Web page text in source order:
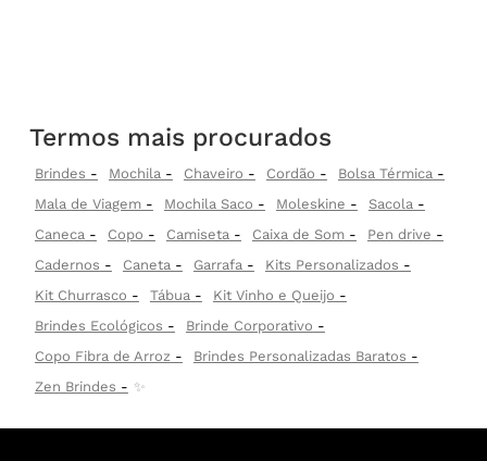
Termos mais procurados
Brindes Mochila Chaveiro Cordão
Bolsa Térmica
Mala de Viagem
Mochila Saco Moleskine
Sacola
Caneca
Copo Camiseta Caixa de Som
Pen drive
Cadernos
Caneta Garrafa
Kits Personalizados
Kit Churrasco
Tábua
Kit Vinho e Queijo
Brindes Ecológicos
Brinde Corporativo
Copo Fibra de Arroz
Brindes Personalizadas Baratos
Zen Brindes
✨